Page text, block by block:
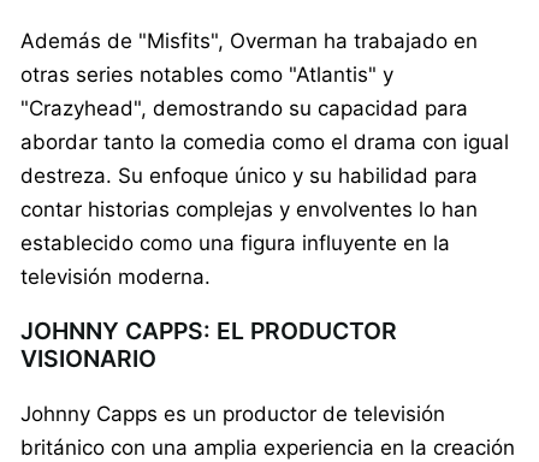
Además de "Misfits", Overman ha trabajado en
otras series notables como "Atlantis" y
"Crazyhead", demostrando su capacidad para
abordar tanto la comedia como el drama con igual
destreza. Su enfoque único y su habilidad para
contar historias complejas y envolventes lo han
establecido como una figura influyente en la
televisión moderna.
JOHNNY CAPPS: EL PRODUCTOR
VISIONARIO
Johnny Capps es un productor de televisión
británico con una amplia experiencia en la creación